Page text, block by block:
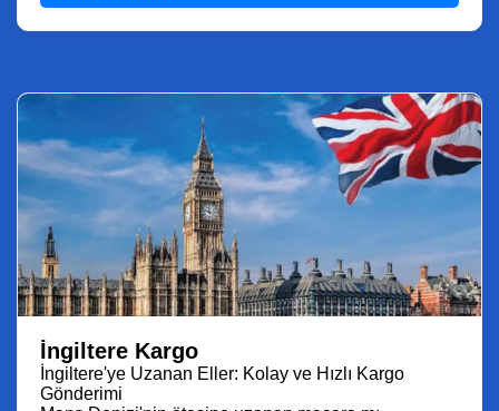
İngiltere Kargo
İngiltere'ye Uzanan Eller: Kolay ve Hızlı Kargo
Gönderimi